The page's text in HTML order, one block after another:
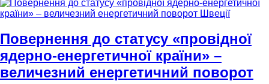
Повернення до статусу «провідної
ядерно-енергетичної країни» –
величезний енергетичний поворот